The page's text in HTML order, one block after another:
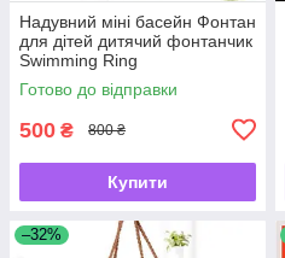
Надувний міні басейн Фонтан
для дітей дитячий фонтанчик
Swimming Ring
Готово до відправки
500 ₴ 800 ₴
Купити
–32%